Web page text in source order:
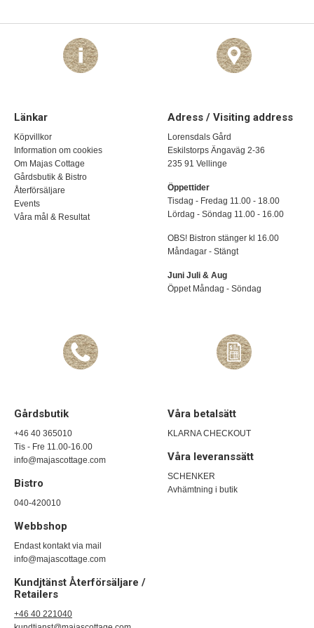
Länkar
Köpvillkor
Information om cookies
Om Majas Cottage
Gårdsbutik & Bistro
Återförsäljare
Events
Våra mål & Resultat
Adress / Visiting address
Lorensdals Gård
Eskilstorps Ängaväg 2-36
235 91 Vellinge
Öppettider
Tisdag - Fredag 11.00 - 18.00
Lördag - Söndag 11.00 - 16.00
OBS! Bistron stänger kl 16.00
Måndagar - Stängt
Juni Juli & Aug
Öppet Måndag - Söndag
Gårdsbutik
+46 40 365010
Tis - Fre 11.00-16.00
info@majascottage.com
Bistro
040-420010
Webbshop
Endast kontakt via mail
info@majascottage.com
Kundjtänst Återförsäljare /
Retailers
+46 40 221040
Våra betalsätt
KLARNA CHECKOUT
Våra leveranssätt
SCHENKER
Avhämtning i butik